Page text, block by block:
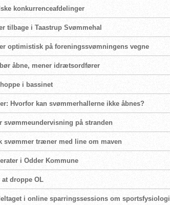
konkurrenceafdelinger
tilbage i Taastrup Svømmehal
er optimistisk på foreningssvømningens vegne
åbne, mener idrætsordfører
hoppe i bassinet
Hvorfor kan svømmerhallerne ikke åbnes?
svømmeundervisning på stranden
svømmer træner med line om maven
i Odder Kommune
at droppe OL
i online sparringssessions om sportsfysiologi